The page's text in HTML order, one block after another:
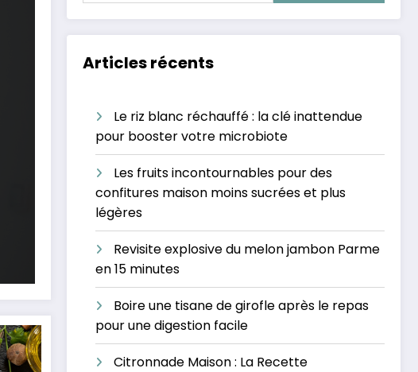
Articles récents
Le riz blanc réchauffé : la clé inattendue
pour booster votre microbiote
Les fruits incontournables pour des
confitures maison moins sucrées et plus
légères
Revisite explosive du melon jambon Parme
en 15 minutes
Boire une tisane de girofle après le repas
pour une digestion facile
Citronnade Maison : La Recette